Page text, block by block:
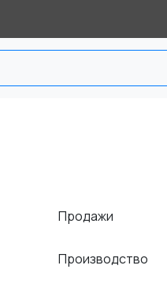
Продажи
Производство